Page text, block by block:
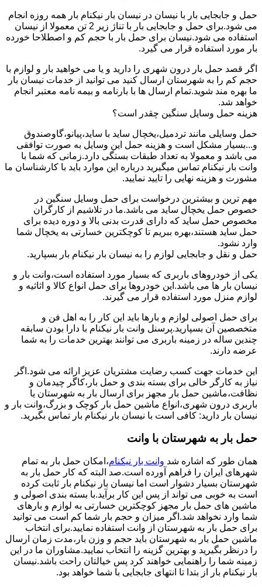
حمل و جابجایی بار با نیسان در نیسان بار نیکنام بار همه روزه انجام
می شود.برای حمل و جابجایی بار با تناژ زیر 2 تن معمولا از نیسان
استفاده می شود.نیسان برای حمل بار با حجم کم و اصطلاحا خورده
بار مورد استفاده قرار می گیرد.
اگر قصد حمل بار درون شهری را دارید و یا می خواهید بار و لوازم با
حجم کم را به شهرستان ارسال کنید می توانید از خدمات نیسان بار
ما بهره مند شوید.تمام ارسال ها با بارنامه و بیمه نامه معتبر انجام
خواهد شد.
هزینه حمل وسایل سنگین چقدر است؟
حمل وسایلی مانند تردمیل،یخچال ساید با ساید،پیانو،گاوصندوق
و...بسیار مشکل است و هزینه حمل این وسایل به صورت توافقی
می باشد و معمولا به تعداد طبقات بستگی دارد.زمانی که شما با
وانت بار نیکنام تماس میگیرید درباره این موارد باید با کارشناسان ما
مشورت و هزینه نهایی را تایید نمایید.
مهم ترین و بیشترین درخواست برای حمل وسایل سنگین در
خصوص حمل یخچال ساید می باشد.ما در تلاشیم از کارگران
مخصوص حمل ساید که دارای قدرت بدنی بالا و دوره دیده برای
حمل ساید هستند،بهره ببریم تا کوچکترین خسارتی به یخچال شما
وارد نشود.
حمل و نقل و جابجایی لوازم را به نیسان بار نیکنام بار بسپارید.
یکی از خودروهای باربری که بسیار مورد استفاده است،وانت بار و
نیسان بار ها می باشد.این خودروها برای حمل انواع کالا و اثاثیه و
لوازم منزل مورد استفاده قرار می گیرند.
برای حمل اصولی لوازم و بارها باید این کار را به اهل فن و
متخصصین آن بسپارید.پرسنل وانت بار نیکنام با دارا بودن سابقه
چندین ساله در زمینه باربری می توانند بهترین خدمات را به شما
عرضه دارند.
این خدمات جهت کسب رضایت مشتریان عزیز ارائه می شود.اگر
نیاز به کارگر خالی برای بسته بندی و حمل بار،کاگر چیدمان و
نظافت،ماشین حمل بار مجهز برای ارسال بار به شهرستان یا
باربری درون شهری،انواع ماشین حمل بار کوچک و بزرگ،وانت بار و
نیسان بار دارید: کافی است با نیسان بار نیکنام بار تماس بگیرید.
حمل بار به شهرستان با وانت
همان طور که اشاره شد وانت بار نیکنام،امکان حمل بار به تمام
شهرهای ایران را فراهم آورده است.صد البته که کار حمل بار به
شهرستان بسیار دشوار است اما نیسان بار نیکنام بار ثابت کرده
است به خوبی می تواند از پس این کار برآید.با بسته بندی اصولی و
ماشین های حمل بار مجهز کوچکترین خسارتی به لوازم و بارهای
شما وارد نخواهد شد.اگر میزان و حجم بار شما کم است می توانید
برای حمل بار به شهرستان از وانت استفاده نمایید.برای انتخاب
ماشین حمل بار به شهرستان باید حجم و وزن بار،مدت زمان ارسال
را درنظر بگیرید و بهترین گزینه را انتخاب نمایید.مشاوران ما در این
زمینه شما را راهنمایی خواهند کرد پس خیالتان راحت باشد.نیسان
بار نیکنام بار از بتدا تا انتهای جابجایی با شما خواهد بود.